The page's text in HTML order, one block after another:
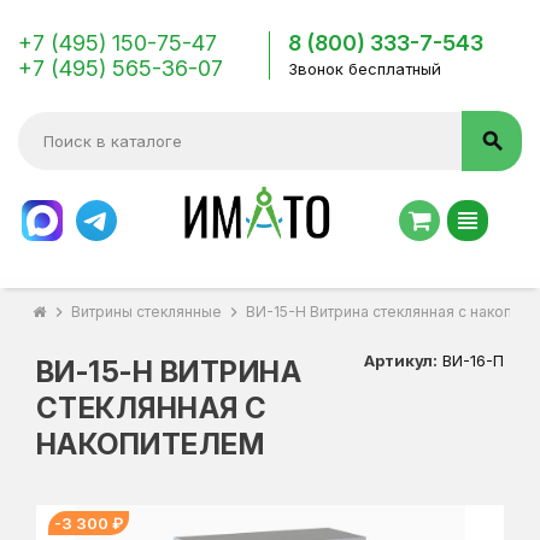
+7 (495) 150-75-47
+7 (495) 565-36-07
8 (800) 333-7-543
Звонок бесплатный
search
view_headline
chevron_right Витрины стеклянные chevron_right ВИ-15-Н Витрина стеклянная с
ВИ-15-Н ВИТРИНА
СТЕКЛЯННАЯ С
НАКОПИТЕЛЕМ
Артикул: ВИ-16-П
-3 300 ₽